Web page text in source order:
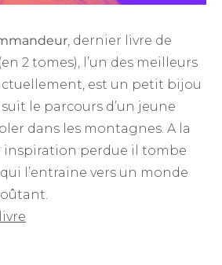
, dernier livre de
(en 2 tomes), l’un des meilleurs
est un petit bijou
le parcours d’un jeune
dans les montagnes. A la
inspiration perdue il tombe
l’entraine vers un monde